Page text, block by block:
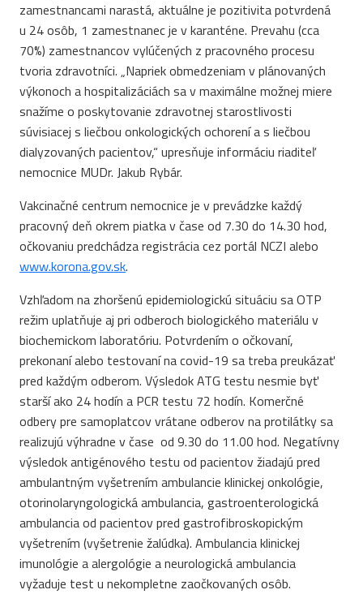
zamestnancami narastá, aktuálne je pozitivita potvrdená
u 24 osôb, 1 zamestnanec je v karanténe. Prevahu (cca
70%) zamestnancov vylúčených z pracovného procesu
tvoria zdravotníci. „Napriek obmedzeniam v plánovaných
výkonoch a hospitalizáciách sa v maximálne možnej miere
snažíme o poskytovanie zdravotnej starostlivosti
súvisiacej s liečbou onkologických ochorení a s liečbou
dialyzovaných pacientov,“ upresňuje informáciu riaditeľ
nemocnice MUDr. Jakub Rybár.
Vakcinačné centrum nemocnice je v prevádzke každý
pracovný deň okrem piatka v čase od 7.30 do 14.30 hod,
očkovaniu predchádza registrácia cez portál NCZI alebo
www.korona.gov.sk.
Vzhľadom na zhoršenú epidemiologickú situáciu sa OTP
režim uplatňuje aj pri odberoch biologického materiálu v
biochemickom laboratóriu. Potvrdením o očkovaní,
prekonaní alebo testovaní na covid-19 sa treba preukázať
pred každým odberom. Výsledok ATG testu nesmie byť
starší ako 24 hodín a PCR testu 72 hodín. Komerčné
odbery pre samoplatcov vrátane odberov na protilátky sa
realizujú výhradne v čase od 9.30 do 11.00 hod. Negatívny
výsledok antigénového testu od pacientov žiadajú pred
ambulantným vyšetrením ambulancie klinickej onkológie,
otorinolaryngologická ambulancia, gastroenterologická
ambulancia od pacientov pred gastrofibroskopickým
vyšetrením (vyšetrenie žalúdka). Ambulancia klinickej
imunológie a alergológie a neurologická ambulancia
vyžaduje test u nekompletne zaočkovaných osôb.